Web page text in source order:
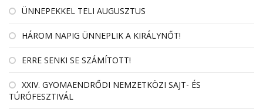
ÜNNEPEKKEL TELI AUGUSZTUS
HÁROM NAPIG ÜNNEPLIK A KIRÁLYNŐT!
ERRE SENKI SE SZÁMÍTOTT!
XXIV. GYOMAENDRŐDI NEMZETKÖZI SAJT- ÉS
TÚRÓFESZTIVÁL